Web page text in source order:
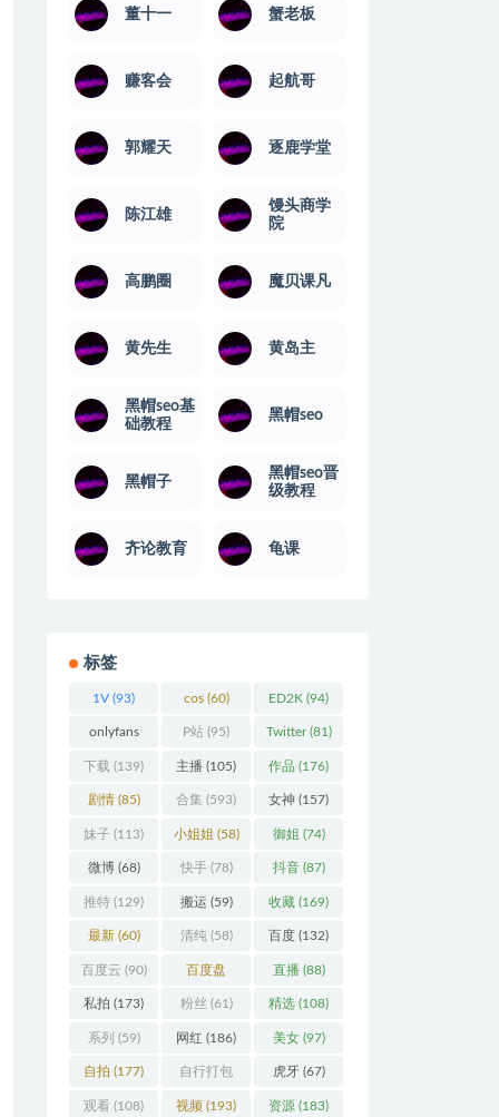
董十一 蟹老板
赚客会 起航哥
郭耀天 逐鹿学堂
陈江雄
馒头商学
院
高鹏圈 魔贝课凡
黄先生 黄岛主
黑帽seo基
础教程
黑帽seo
黑帽子
黑帽seo晋
级教程
齐论教育 龟课
标签
1V (93) cos(60) ED2K (94)
onlyfans
(106)
P站 (95) Twitter(81)
下载 (139) 主播 (105) 作品 (176)
剧情(85) 合集 (593) 女神 (157)
妹子 (113) 小姐姐 (58) 御姐 (74)
微博(68) 快手(78) 抖音(87)
推特 (129) 搬运 (59) 收藏 (169)
最新(60) 清纯(58) 百度 (132)
百度云 (90) 百度盘
(360)
直播(88)
私拍 (173) 粉丝 (61) 精选 (108)
系列 (59) 网红 (186) 美女(97)
自拍 (177) 自行打包
(93)
虎牙(67)
观看 (108) 视频 (193) 资源 (183)